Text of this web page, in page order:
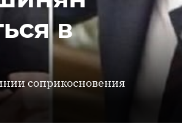
в
соприкосновения